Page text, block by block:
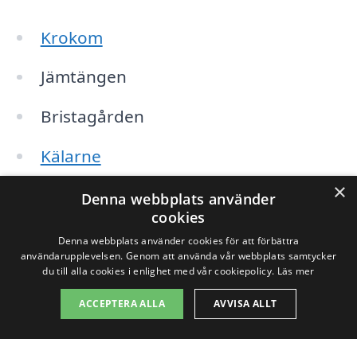
Krokom
Jämtängen
Bristagården
Kälarne
Froson
Strömsund
Det är viktigt att överväga följande
punkter när du letar efter ett företag för
×
Denna webbplats använder
cookies
Denna webbplats använder cookies för att förbättra
användarupplevelsen. Genom att använda vår webbplats samtycker
du till alla cookies i enlighet med vår cookiepolicy. Läs mer
ACCEPTERA ALLA AVVISA ALLT